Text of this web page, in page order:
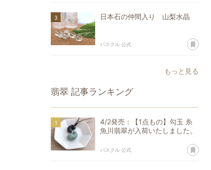
日本石の仲間入り 山梨水晶
パスクル 公式 あ
もっと見る
翡翠 記事ランキング
4/2発売：【1点もの】勾玉 糸
魚川翡翠が入荷いたしました。
パスクル 公式 あ